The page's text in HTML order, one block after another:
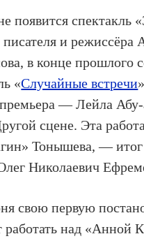
появится спектакль
и режиссёра
в конце
«Случайные встречи
— Лейла
сцене. Эта
Тонышева, — итог
Николаевич
свою первую
над «Анной